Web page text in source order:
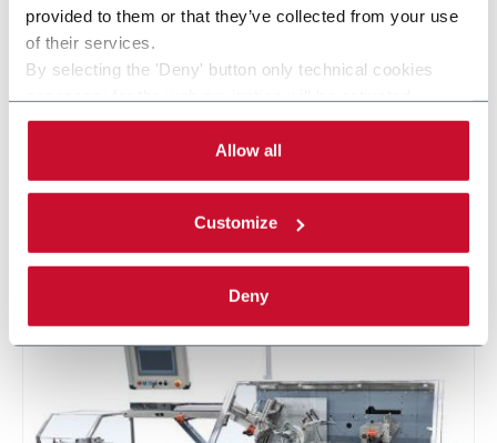
provided to them or that they’ve collected from your use
of their services.
By selecting the 'Deny' button only technical cookies
By selecting the 'Customize' button you can choose the
single categories of cookies to be activated. Read the
completecookie policy.
Allow all
Customize
Deny
Etuyeuse automatique horizontale (80 ppm)
En savoir plus